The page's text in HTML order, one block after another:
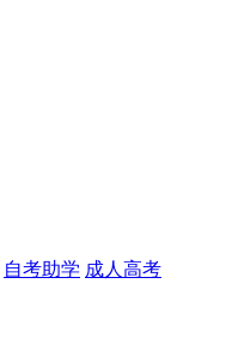
自考助学 成人高考